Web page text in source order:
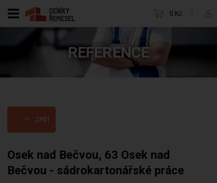
0 Kč
REFERENCE
ZPĚT
Osek nad Bečvou, 63 Osek nad
Bečvou - sádrokartonářské práce